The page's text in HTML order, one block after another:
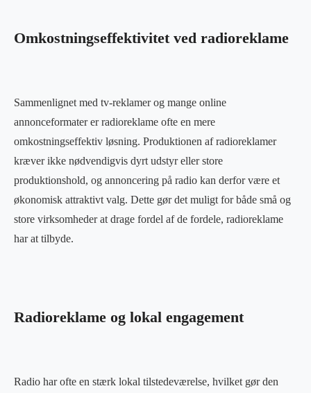
Omkostningseffektivitet ved radioreklame
Sammenlignet med tv-reklamer og mange online
annonceformater er radioreklame ofte en mere
omkostningseffektiv løsning. Produktionen af radioreklamer
kræver ikke nødvendigvis dyrt udstyr eller store
produktionshold, og annoncering på radio kan derfor være et
økonomisk attraktivt valg. Dette gør det muligt for både små og
store virksomheder at drage fordel af de fordele, radioreklame
har at tilbyde.
Radioreklame og lokal engagement
Radio har ofte en stærk lokal tilstedeværelse, hvilket gør den